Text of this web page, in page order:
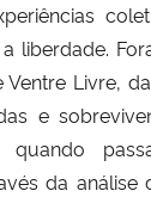
liberdade.
Livre,
e
quando
da análise